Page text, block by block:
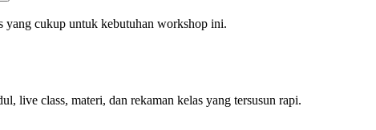
yang cukup untuk kebutuhan workshop ini.
live class, materi, dan rekaman kelas yang tersusun rapi.